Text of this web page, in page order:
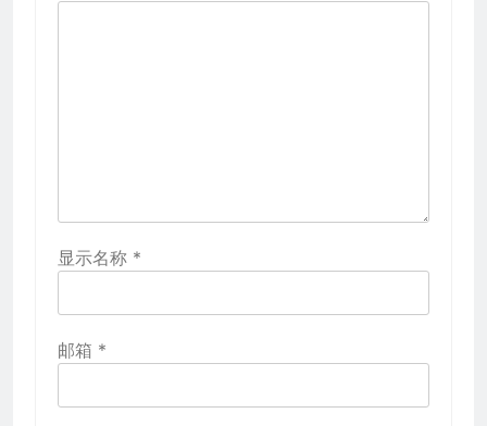
显示名称 *
邮箱 *